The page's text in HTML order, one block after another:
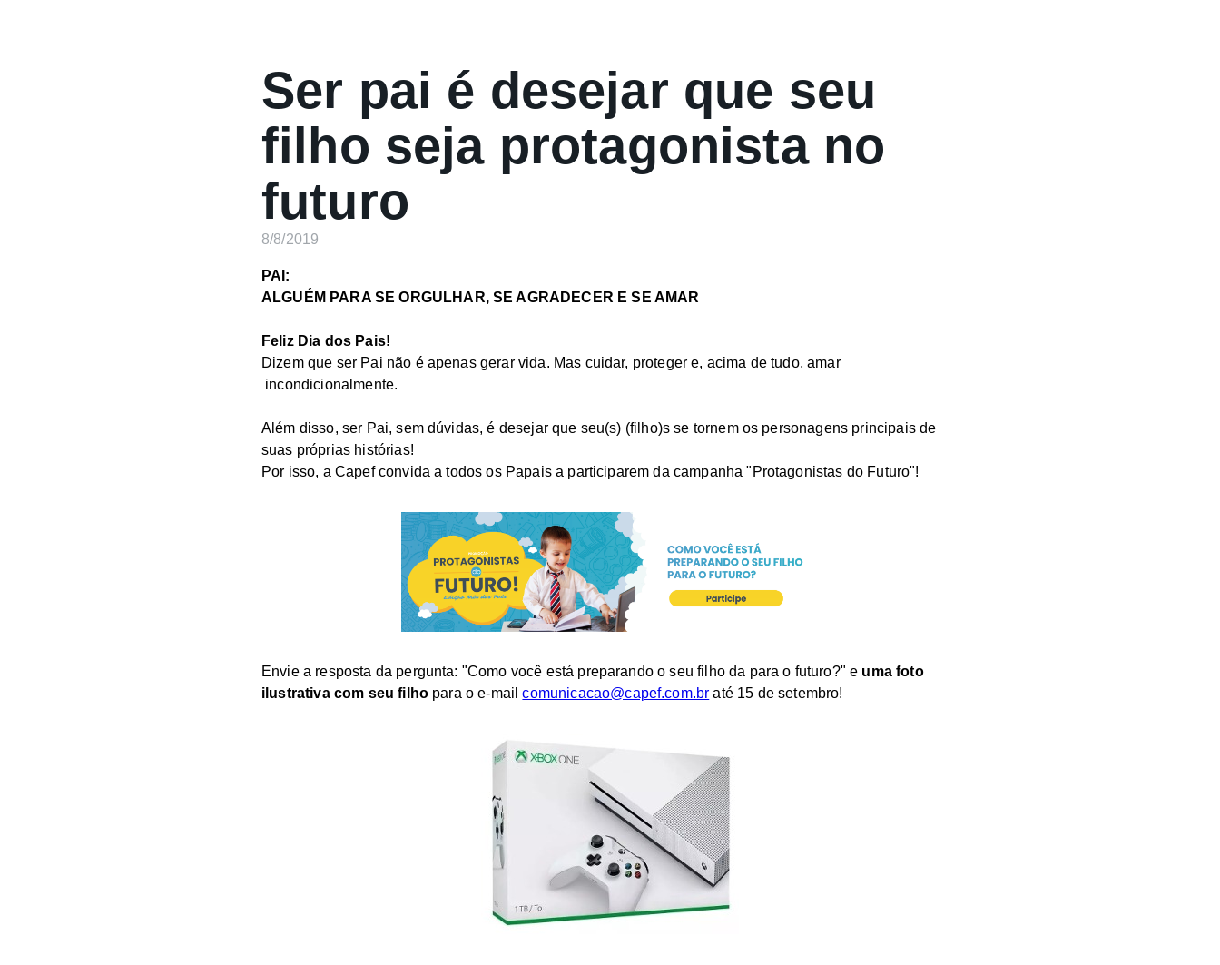
Ser pai é desejar que seu
filho seja protagonista no
futuro
8/8/2019
PAI:
ALGUÉM PARA SE ORGULHAR, SE AGRADECER E SE AMAR
Feliz Dia dos Pais!
Dizem que ser Pai não é apenas gerar vida. Mas cuidar, proteger e, acima de tudo, amar
incondicionalmente.
Além disso, ser Pai, sem dúvidas, é desejar que seu(s) (filho)s se tornem os personagens principais de
suas próprias histórias!
Por isso, a Capef convida a todos os Papais a participarem da campanha "Protagonistas do Futuro"!
Envie a resposta da pergunta: "Como você está preparando o seu filho da para o futuro?" e uma foto
ilustrativa com seu filho para o e-mailcomunicacao@capef.com.br até 15 de setembro!